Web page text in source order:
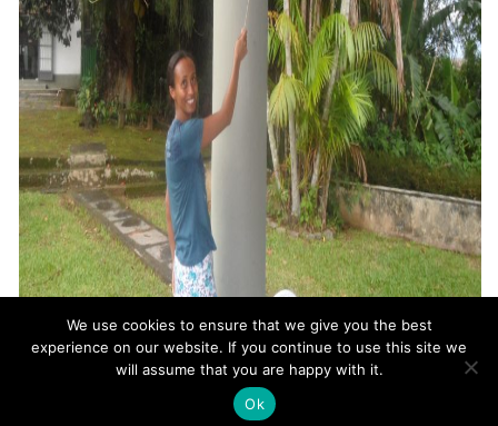
We use cookies to ensure that we give you the best
experience on our website. If you continue to use this site we
will assume that you are happy with it.
Ok